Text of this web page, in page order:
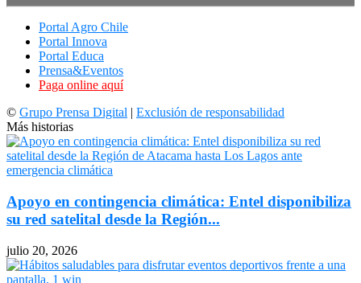
Portal Agro Chile
Portal Innova
Portal Educa
Prensa&Eventos
Paga online aquí
© Grupo Prensa Digital | Exclusión de responsabilidad
Más historias
Apoyo en contingencia climática: Entel disponibiliza
su red satelital desde la Región...
julio 20, 2026